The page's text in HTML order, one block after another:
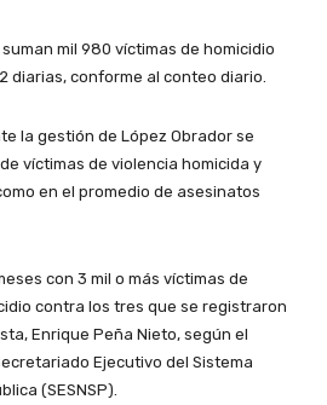
mil 980 víctimas de homicidio
diarias, conforme al conteo diario.
la gestión de López Obrador se
víctimas de violencia homicida y
en el promedio de asesinatos
con 3 mil o más víctimas de
contra los tres que se registraron
Enrique Peña Nieto, según el
Ejecutivo del Sistema
(SESNSP).